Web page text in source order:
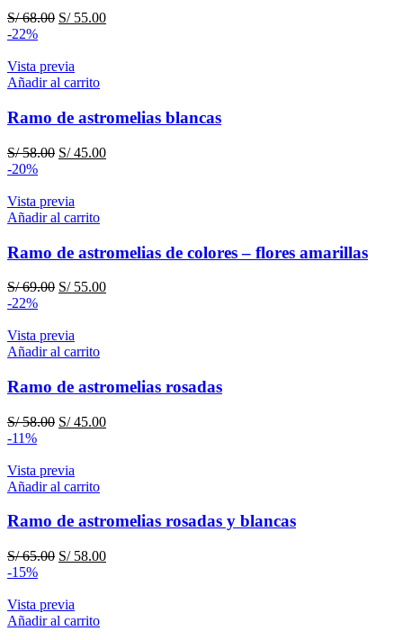
S/68.00 El
era:
S/ 68.00.
S/55.00El
-22%
Vista previa
Añadir al carrito
Ramo de astromelias blancas
S/58.00 El
era:
S/ 58.00.
S/45.00El
-20%
Vista previa
Añadir al carrito
Ramo de astromelias de colores – flores amarillas
S/69.00 El
era:
S/ 69.00.
S/55.00El
-22%
Vista previa
Añadir al carrito
Ramo de astromelias rosadas
S/58.00 El
era:
S/ 58.00.
S/45.00El
-11%
Vista previa
Añadir al carrito
Ramo de astromelias rosadas y blancas
S/65.00 El
era:
S/ 65.00.
S/58.00El
-15%
Vista previa
Añadir al carrito